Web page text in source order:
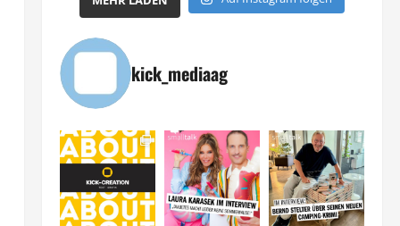
kick_mediaag